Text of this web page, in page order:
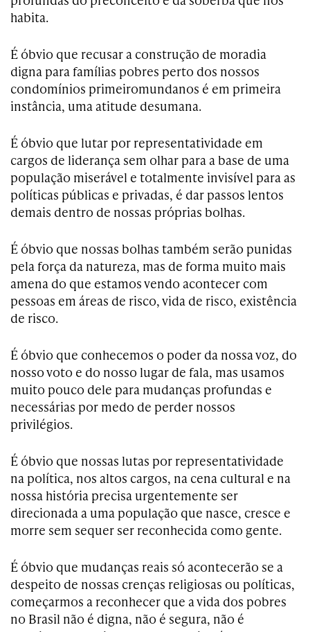
habita.
É óbvio que recusar a construção de moradia
digna para famílias pobres perto dos nossos
condomínios primeiromundanos é em primeira
instância, uma atitude desumana.
É óbvio que lutar por representatividade em
cargos de liderança sem olhar para a base de uma
população miserável e totalmente invisível para as
políticas públicas e privadas, é dar passos lentos
demais dentro de nossas próprias bolhas.
É óbvio que nossas bolhas também serão punidas
pela força da natureza, mas de forma muito mais
amena do que estamos vendo acontecer com
pessoas em áreas de risco, vida de risco, existência
de risco.
É óbvio que conhecemos o poder da nossa voz, do
nosso voto e do nosso lugar de fala, mas usamos
muito pouco dele para mudanças profundas e
necessárias por medo de perder nossos
privilégios.
É óbvio que nossas lutas por representatividade
na política, nos altos cargos, na cena cultural e na
nossa história precisa urgentemente ser
direcionada a uma população que nasce, cresce e
morre sem sequer ser reconhecida como gente.
É óbvio que mudanças reais só acontecerão se a
despeito de nossas crenças religiosas ou políticas,
começarmos a reconhecer que a vida dos pobres
no Brasil não é digna, não é segura, não é